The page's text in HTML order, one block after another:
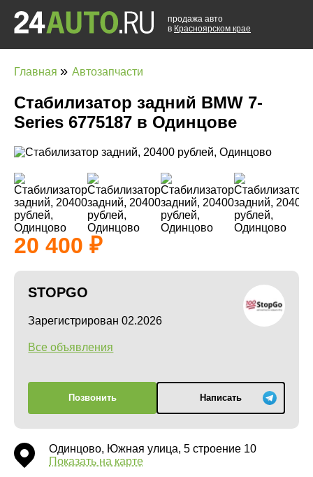
продажа авто
в Красноярском крае
Главная » Автозапчасти
Стабилизатор задний BMW 7-
Series 6775187 в Одинцове
20 400
STOPGO
Зарегистрирован 02.2026
Все объявления
Позвонить Написать
Одинцово, Южная улица, 5 строение 10
Показать на карте